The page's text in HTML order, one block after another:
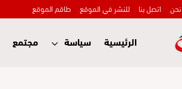
اتصل بنا للنشر في الموقع طاقم الموقع
الرئيسية سياسة مجتمع